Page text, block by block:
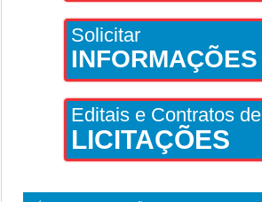
Solicitar
INFORMAÇÕES
Editais e Contratos de
LICITAÇÕES